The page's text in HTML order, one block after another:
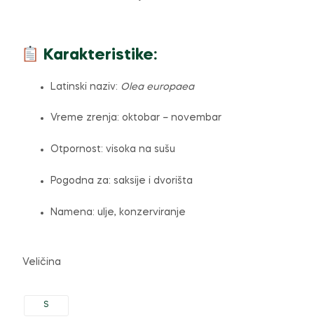
Karakteristike:
Latinski naziv: Olea europaea
Vreme zrenja: oktobar – novembar
Otpornost: visoka na sušu
Pogodna za: saksije i dvorišta
Namena: ulje, konzerviranje
Veličina
S